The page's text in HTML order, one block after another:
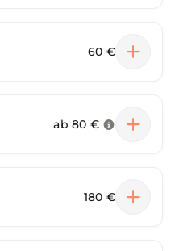
60 €
ab 80 €
180 €